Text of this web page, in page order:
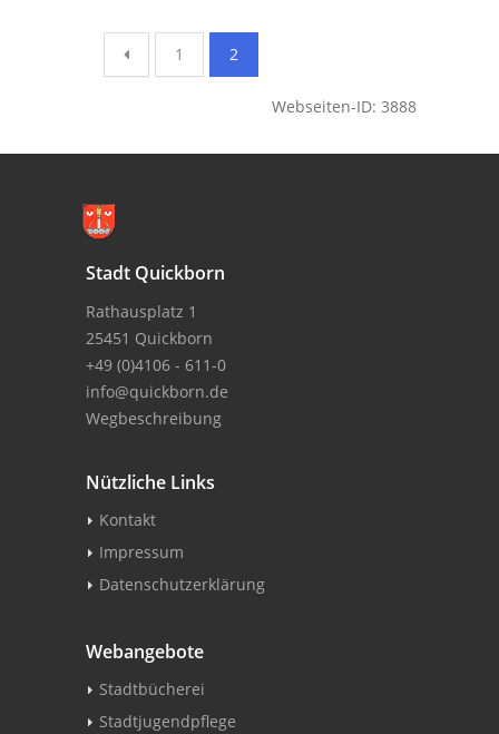
1 2
Webseiten-ID: 3888
Stadt Quickborn
Rathausplatz 1
25451 Quickborn
+49 (0)4106 - 611-0
info@quickborn.de
Wegbeschreibung
Nützliche Links
Kontakt
Impressum
Datenschutzerklärung
Webangebote
Stadtbücherei
Stadtjugendpflege